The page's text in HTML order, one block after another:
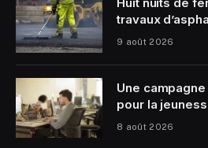
travaux
9 août 2026
Une
pour la
8 août 2026